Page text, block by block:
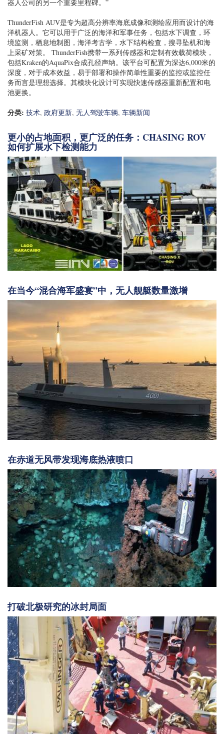
器人公司的另一个重要里程碑。”
ThunderFish AUV是专为超高分辨率海底成像和测绘应用而设计的海
洋机器人。它可以用于广泛的海洋和军事任务，包括水下调查，环
境监测，栖息地制图，海洋考古学，水下结构检查，搜寻坠机和海
上采矿对策。 ThunderFish携带一系列传感器和定制有效载荷模块，
包括Kraken的AquaPix合成孔径声纳。该平台可配置为深达6,000米的
深度，对于成本效益，易于部署和操作简单性重要的监控或监控任
务而言是理想选择。其模块化设计可实现快速传感器重新配置和电
池更换。
分类: 技术, 政府更新, 无人驾驶车辆, 车辆新闻
更小的占地面积，更广泛的任务：CHASING ROV
如何扩展水下检测能力
在当今“混合海军盛宴”中，无人舰艇数量激增
在赤道无风带发现海底热液喷口
打破北极研究的冰封局面